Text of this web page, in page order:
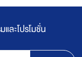
ละโปรโมชั่น